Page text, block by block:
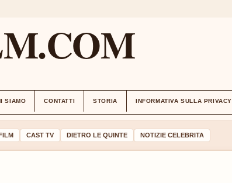
SIAMO CONTATTI STORIA INFORMATIVA SULLA PRIVACY
CAST TV DIETRO LE QUINTE NOTIZIE CELEBRITA